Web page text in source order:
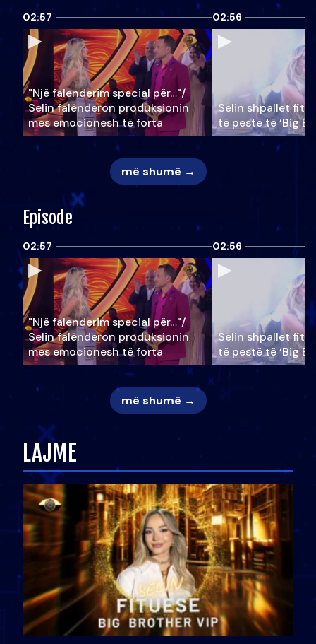
02:57
"Një falenderim special për…"/
Selin falënderon produksionin
mes emocionesh të forta
02:56
Selin shpallet
të pestë të ‘Big
më shumë →
Episode
02:57
"Një falenderim special për…"/
Selin falënderon produksionin
mes emocionesh të forta
02:56
Selin shpallet
të pestë të ‘Big
më shumë →
LAJME